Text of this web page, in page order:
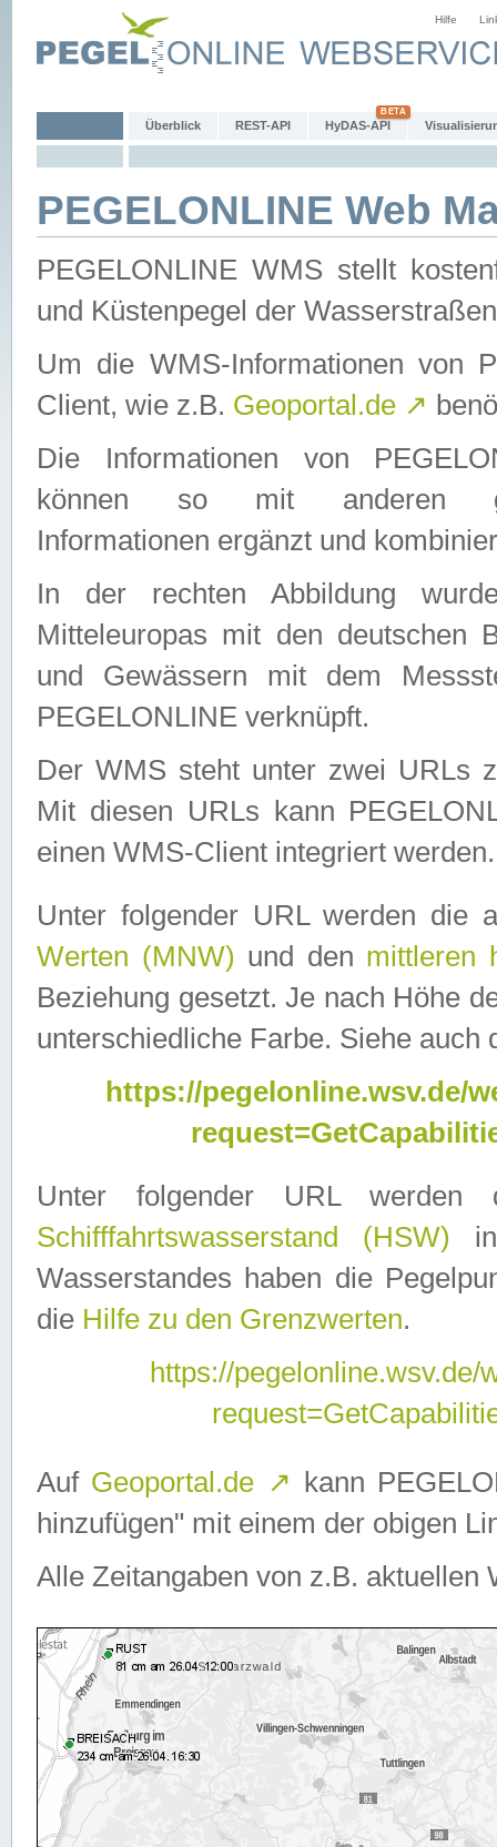
Hilfe
Überblick REST-API HyDAS-API
PEGELONLINE Web
PEGELONLINE WMS stellt
und Küstenpegel der
Um die WMS-Informationen von
Client, wie z.B. Geoportal.de ↗
Die Informationen von
können so mit anderen
Informationen ergänzt und
In der rechten Abbildung
Mitteleuropas mit den deutschen
und Gewässern mit dem
PEGELONLINE verknüpft.
Der WMS steht unter zwei URLs
Mit diesen URLs kann
einen WMS-Client integriert werden.
Unter folgender URL werden die
Werten (MNW) und den mittleren
Beziehung gesetzt. Je nach Höhe
unterschiedliche Farbe. Siehe auch
https://pegelonline.wsv.de/
Unter folgender URL
Schifffahrtswasserstand (HSW)
Wasserstandes haben die
die Hilfe zu den Grenzwerten.
https://
Auf Geoportal.de ↗ kann
hinzufügen" mit einem der obigen
Alle Zeitangaben von z.B. aktuellen